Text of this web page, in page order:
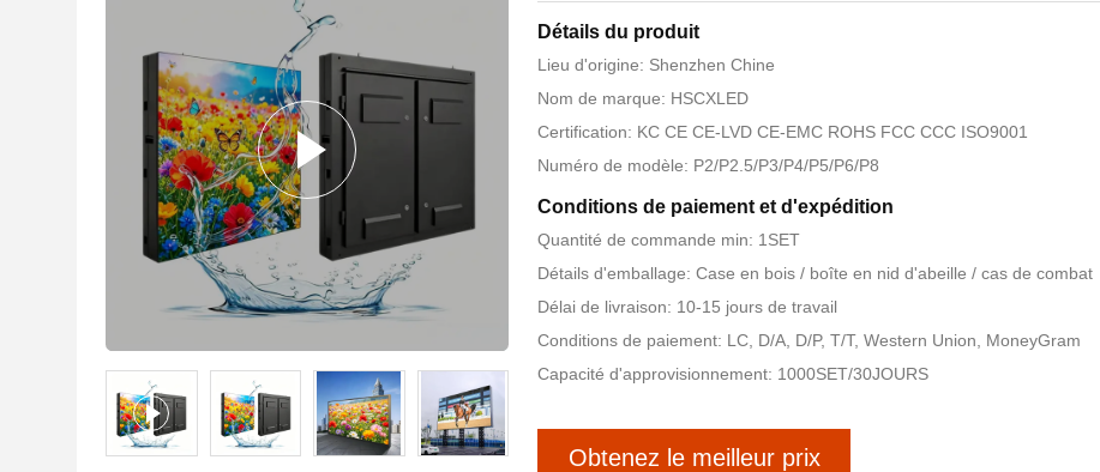
Détails du produit
Lieu d'origine: Shenzhen Chine
Nom de marque: HSCXLED
Certification: KC CE CE-LVD CE-EMC ROHS FCC CCC ISO9001
Numéro de modèle: P2/P2.5/P3/P4/P5/P6/P8
Conditions de paiement et d'expédition
Quantité de commande min: 1SET
Détails d'emballage: Case en bois / boîte en nid d'abeille / cas de combat
Délai de livraison: 10-15 jours de travail
Conditions de paiement: LC, D/A, D/P, T/T, Western Union, MoneyGram
Capacité d'approvisionnement: 1000SET/30JOURS
Obtenez le meilleur prix